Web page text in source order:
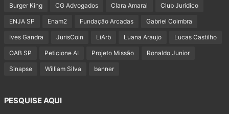
Burger King CG Advogados Clara Amaral Club Juridico
ENJA SP Enam2 Fundação Arcadas Gabriel Coimbra
Ives Gandra JurisCoin LiArb Luana Araujo Lucas Castilho
OAB SP Peticione AI Projeto Missão Ronaldo Junior
Sinapse William Silva banner
PESQUISE AQUI